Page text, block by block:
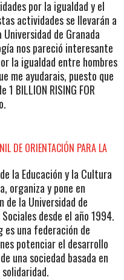
por la igualdad y el
actividades se llevarán a
de Granada
nos pareció interesante
la igualdad entre hombres
me ayudarais, puesto que
BILLION RISING FOR
DE ORIENTACIÓN PARA LA
la Educación y la Cultura
organiza y pone en
la Universidad de
desde el año 1994.
es una federación de
potenciar el desarrollo
una sociedad basada en